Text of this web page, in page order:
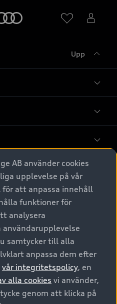
Upp
som nya
Reserved.
Audi AG
AB använder cookies
upplevelse på vår
att anpassa innehåll
funktioner för
analysera
samtycker till alla
anpassa dem efter
vår integritetspolicy, en
alla cookies vi använder,
genom att klicka på